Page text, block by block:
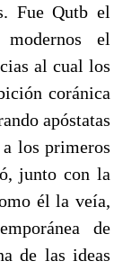
Fue Qutb el
el
al cual los
coránica
apóstatas
los primeros
junto con la
él la veía,
de
de las ideas